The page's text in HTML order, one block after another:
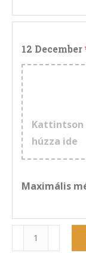
12 December
Kattintson
húzza ide
Maximális
Naptár
12NF-